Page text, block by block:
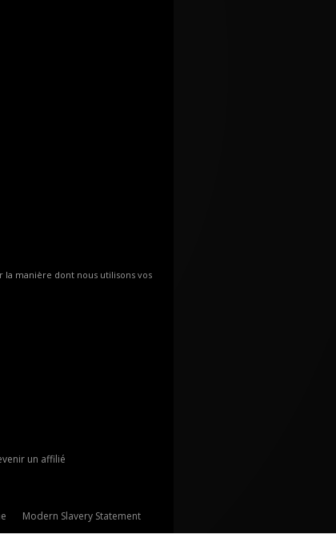
la manière dont nous utilisons vos
un affilié
Modern Slavery Statement